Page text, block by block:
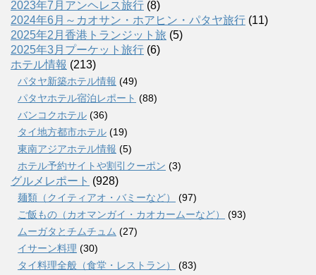
2023年7月アンヘレス旅行 (8)
2024年6月～カオサン・ホアヒン・パタヤ旅行 (11)
2025年2月香港トランジット旅 (5)
2025年3月プーケット旅行 (6)
ホテル情報 (213)
パタヤ新築ホテル情報 (49)
パタヤホテル宿泊レポート (88)
バンコクホテル (36)
タイ地方都市ホテル (19)
東南アジアホテル情報 (5)
ホテル予約サイトや割引クーポン (3)
グルメレポート (928)
麺類（クイティアオ・バミーなど）
(97)
ご飯もの（カオマンガイ・カオカームーなど）
(93)
ムーガタとチムチュム (27)
イサーン料理 (30)
タイ料理全般（食堂・レストラン）
(83)